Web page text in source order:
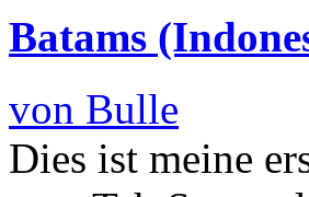
Batams
von Bulle
Dies ist meine